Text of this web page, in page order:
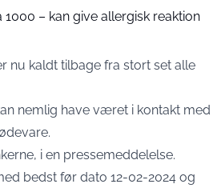
– kan give allergisk reaktion
nu kaldt tilbage fra stort set alle
nemlig have været i kontakt med
i en pressemeddelelse.
bedst før dato 12-02-2024 og